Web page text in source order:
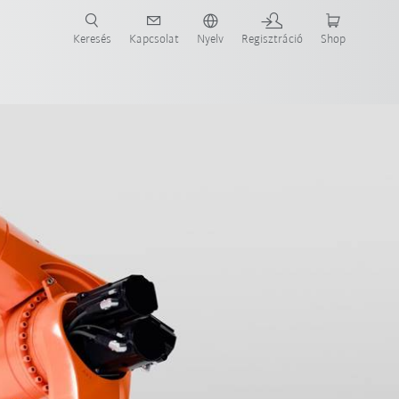
Keresés Kapcsolat Nyelv Regisztráció Shop